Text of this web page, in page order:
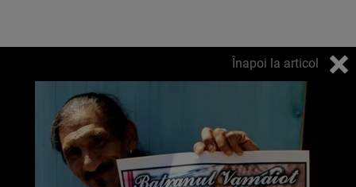
Înapoi la articol